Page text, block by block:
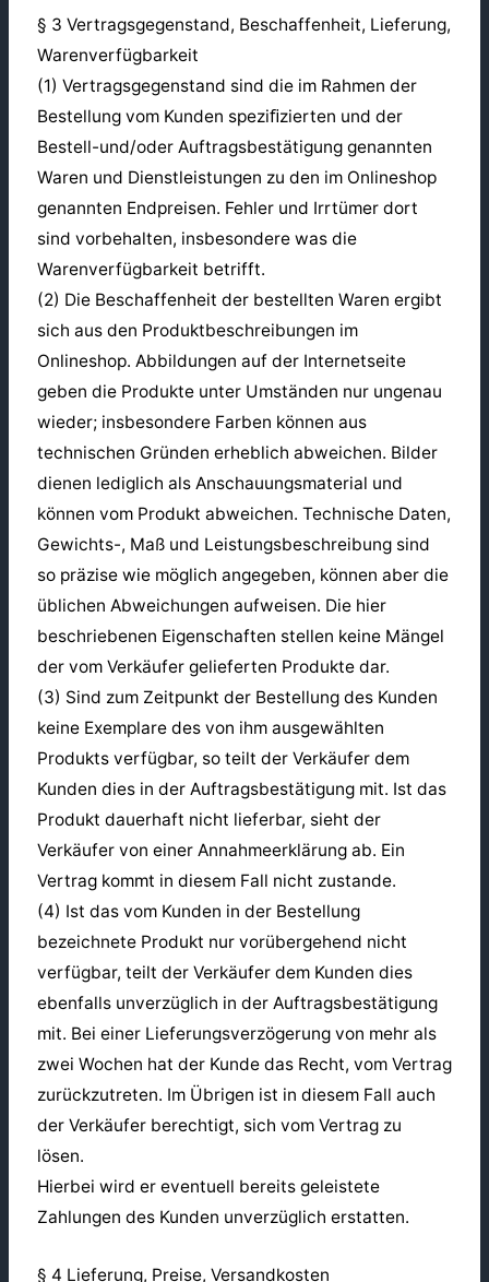
§ 3 Vertragsgegenstand, Beschaffenheit, Lieferung,
Warenverfügbarkeit
(1) Vertragsgegenstand sind die im Rahmen der
Bestellung vom Kunden speziﬁzierten und der
Bestell-und/oder Auftragsbestätigung genannten
Waren und Dienstleistungen zu den im Onlineshop
genannten Endpreisen. Fehler und Irrtümer dort
sind vorbehalten, insbesondere was die
Warenverfügbarkeit betrifft.
(2) Die Beschaffenheit der bestellten Waren ergibt
sich aus den Produktbeschreibungen im
Onlineshop. Abbildungen auf der Internetseite
geben die Produkte unter Umständen nur ungenau
wieder; insbesondere Farben können aus
technischen Gründen erheblich abweichen. Bilder
dienen lediglich als Anschauungsmaterial und
können vom Produkt abweichen. Technische Daten,
Gewichts-, Maß und Leistungsbeschreibung sind
so präzise wie möglich angegeben, können aber die
üblichen Abweichungen aufweisen. Die hier
beschriebenen Eigenschaften stellen keine Mängel
der vom Verkäufer gelieferten Produkte dar.
(3) Sind zum Zeitpunkt der Bestellung des Kunden
keine Exemplare des von ihm ausgewählten
Produkts verfügbar, so teilt der Verkäufer dem
Kunden dies in der Auftragsbestätigung mit. Ist das
Produkt dauerhaft nicht lieferbar, sieht der
Verkäufer von einer Annahmeerklärung ab. Ein
Vertrag kommt in diesem Fall nicht zustande.
(4) Ist das vom Kunden in der Bestellung
bezeichnete Produkt nur vorübergehend nicht
verfügbar, teilt der Verkäufer dem Kunden dies
ebenfalls unverzüglich in der Auftragsbestätigung
mit. Bei einer Lieferungsverzögerung von mehr als
zwei Wochen hat der Kunde das Recht, vom Vertrag
zurückzutreten. Im Übrigen ist in diesem Fall auch
der Verkäufer berechtigt, sich vom Vertrag zu
lösen.
Hierbei wird er eventuell bereits geleistete
Zahlungen des Kunden unverzüglich erstatten.
§ 4 Lieferung, Preise, Versandkosten